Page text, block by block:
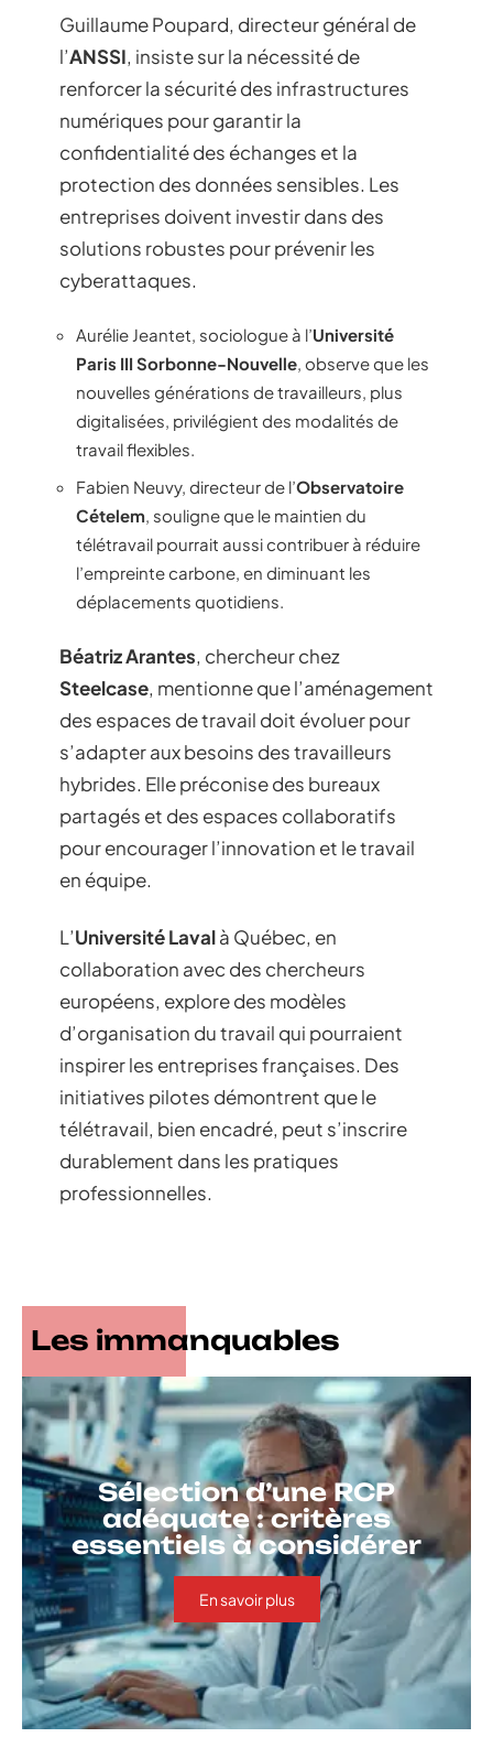
Guillaume Poupard, directeur général de
l’ANSSI, insiste sur la nécessité de
renforcer la sécurité des infrastructures
numériques pour garantir la
confidentialité des échanges et la
protection des données sensibles. Les
entreprises doivent investir dans des
solutions robustes pour prévenir les
cyberattaques.
Aurélie Jeantet, sociologue à l’Université
Paris III Sorbonne-Nouvelle, observe que les
nouvelles générations de travailleurs, plus
digitalisées, privilégient des modalités de
travail flexibles.
Fabien Neuvy, directeur de l’Observatoire
Cételem , souligne que le maintien du
télétravail pourrait aussi contribuer à réduire
l’empreinte carbone, en diminuant les
déplacements quotidiens.
Béatriz Arantes, chercheur chez
Steelcase, mentionne que l’aménagement
des espaces de travail doit évoluer pour
s’adapter aux besoins des travailleurs
hybrides. Elle préconise des bureaux
partagés et des espaces collaboratifs
pour encourager l’innovation et le travail
en équipe.
L’Université Lavalà Québec, en
collaboration avec des chercheurs
européens, explore des modèles
d’organisation du travail qui pourraient
inspirer les entreprises françaises. Des
initiatives pilotes démontrent que le
télétravail, bien encadré, peut s’inscrire
durablement dans les pratiques
professionnelles.
Les immanquables
Sélection d’une RCP
adéquate : critères
essentiels à considérer
En savoir plus